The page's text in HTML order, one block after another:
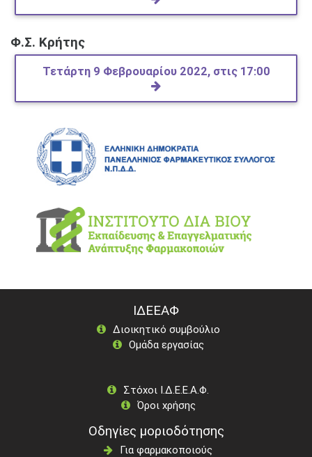
Φ.Σ. Κρήτης
Τετάρτη 9 Φεβρουαρίου 2022, στις 17:00
ΙΔΕΕΑΦ
Διοικητικό συμβούλιο
Ομάδα εργασίας
Στόχοι Ι.Δ.Ε.Ε.Α.Φ.
Όροι χρήσης
Οδηγίες μοριοδότησης
Για φαρμακοποιούς